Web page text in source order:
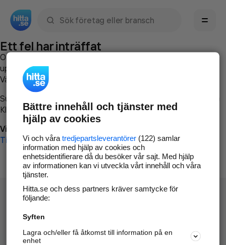
Ett fel har inträffat
Om du vill kan du
uppstod så att vi lättare och snabbare kan avhjälpa det.
Vänligen försök med följande:
Surfa till
Klicka påTillbaka-knappen i webbläsaren och försök igen
Vi beklagar besväret!
Till startsidan
Hitta.se - Gratis nummerupplysning.
Sök företag, personer och platser.
Bättre innehåll och tjänster med
hjälp av cookies
Vi och våra tredjepartsleverantörer(122) samlar
information med hjälp av cookies och
enhetsidentifierare då du besöker vår sajt. Med hjälp
av informationen kan vi utveckla vårt innehåll och våra
tjänster.
Hitta.se och dess partners kräver samtycke för
följande:
Syften
Lagra och/eller få åtkomst till information på en
enhet